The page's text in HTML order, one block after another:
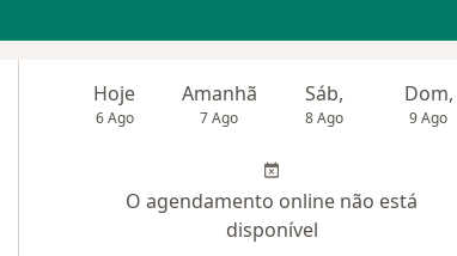
Hoje
6 Ago
Amanhã
7 Ago
Sáb,
8 Ago
Dom,
9 Ago
O agendamento online não está
disponível